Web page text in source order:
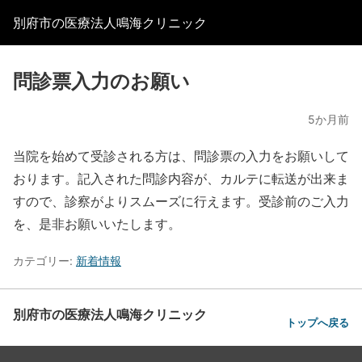
別府市の医療法人鳴海クリニック
問診票入力のお願い
5か月前
当院を始めて受診される方は、問診票の入力をお願いして
おります。記入された問診内容が、カルテに転送が出来ま
すので、診察がよりスムーズに行えます。受診前のご入力
を、是非お願いいたします。
カテゴリー: 新着情報
別府市の医療法人鳴海クリニック トップへ戻る